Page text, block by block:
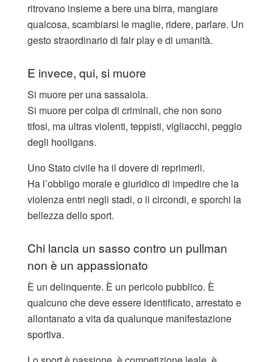
ritrovano insieme a bere una birra, mangiare
qualcosa, scambiarsi le maglie, ridere, parlare. Un
gesto straordinario di fair play e di umanità.
E invece, qui, si muore
Si muore per una sassaiola.
Si muore per colpa di criminali, che non sono
tifosi, ma ultras violenti, teppisti, vigliacchi, peggio
degli hooligans.
Uno Stato civile ha il dovere di reprimerli.
Ha l’obbligo morale e giuridico di impedire che la
violenza entri negli stadi, o li circondi, e sporchi la
bellezza dello sport.
Chi lancia un sasso contro un pullman
non è un appassionato
È un delinquente. È un pericolo pubblico. È
qualcuno che deve essere identificato, arrestato e
allontanato a vita da qualunque manifestazione
sportiva.